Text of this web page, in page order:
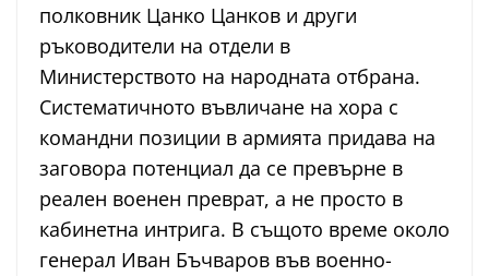
полковник Цанко Цанков и други
ръководители на отдели в
Министерството на народната отбрана.
Систематичното въвличане на хора с
командни позиции в армията придава на
заговора потенциал да се превърне в
реален военен преврат, а не просто в
кабинетна интрига. В същото време около
генерал Иван Бъчваров във военно-